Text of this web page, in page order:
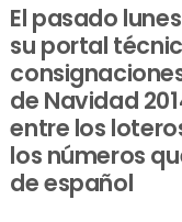
El pasado
su portal
de Navidad
entre los
los números
de español